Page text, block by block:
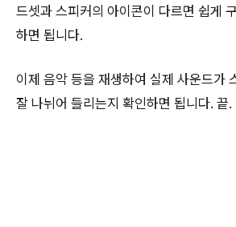
드셋과 스피커의 아이콘이 다르면 쉽게
하면 됩니다.
이제 음악 등을 재생하여 실제 사운드가
잘 나뉘어 들리는지 확인하면 됩니다. 끝.